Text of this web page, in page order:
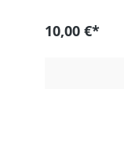
10,00 €*